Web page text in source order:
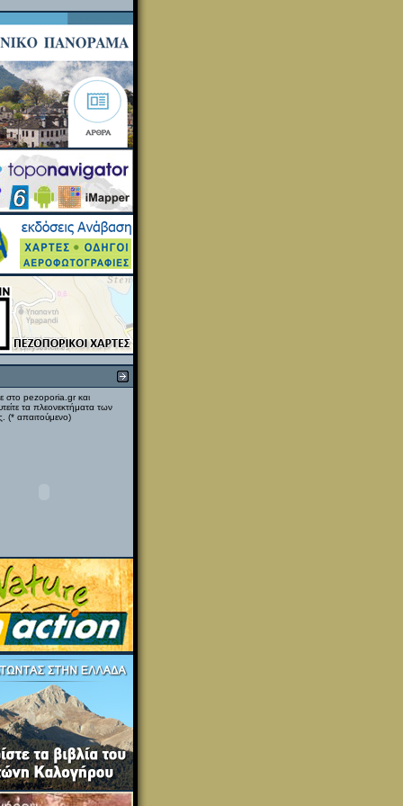
στο pezoporia.gr και
τα πλεονεκτήματα των
(* απαιτούμενο)